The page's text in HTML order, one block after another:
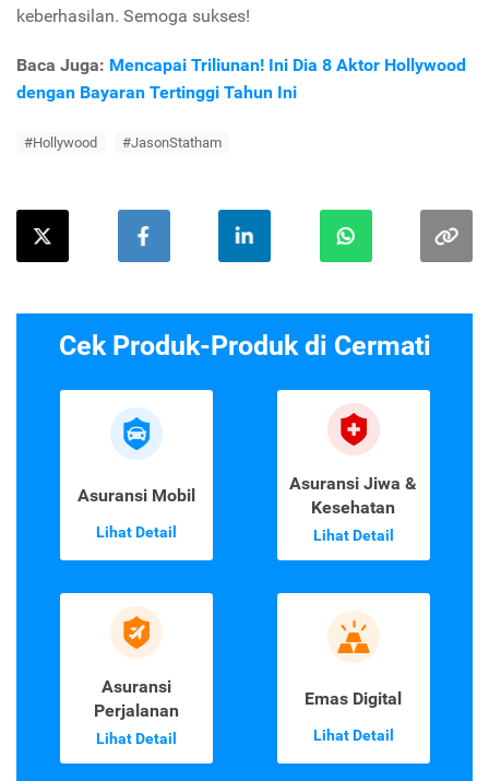
keberhasilan. Semoga sukses!
Baca Juga: Mencapai Triliunan! Ini Dia 8 Aktor Hollywood
dengan Bayaran Tertinggi Tahun Ini
#Hollywood #JasonStatham
Cek Produk-Produk di Cermati
Asuransi Mobil
Lihat Detail
Asuransi Jiwa &
Kesehatan
Lihat Detail
Asuransi
Perjalanan
Lihat Detail
Emas Digital
Lihat Detail